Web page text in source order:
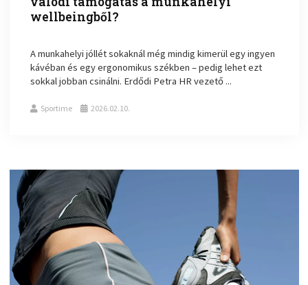
wellbeingből?
A munkahelyi jóllét sokaknál még mindig kimerül egy ingyen
kávéban és egy ergonomikus székben – pedig lehet ezt
sokkal jobban csinálni. Erdődi Petra HR vezető ...
Sportime 2026.02.10.